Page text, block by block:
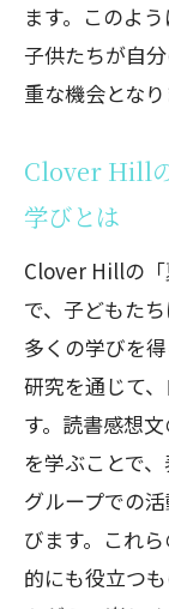
ます。このよ
子供たちが自
重な機会となり
Clover Hill
学びとは
Clover Hillの「
で、子どもた
多くの学びを
研究を通じて
す。読書感想
を学ぶことで
グループでの
びます。これ
的にも役立つ